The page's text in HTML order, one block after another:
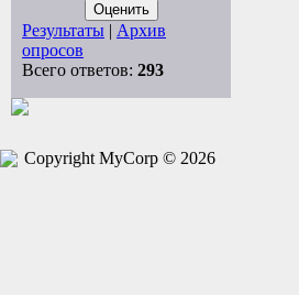
Результаты | Архив
опросов
Всего ответов: 293
Copyright MyCorp © 2026